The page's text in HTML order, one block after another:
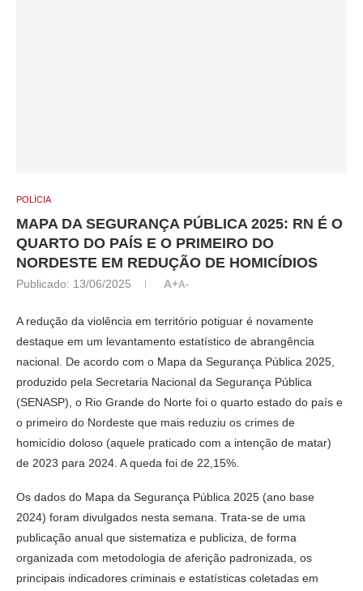
POLÍCIA
MAPA DA SEGURANÇA PÚBLICA 2025: RN É O
QUARTO DO PAÍS E O PRIMEIRO DO
NORDESTE EM REDUÇÃO DE HOMICÍDIOS
Publicado: 13/06/2025 A+A-
A redução da violência em território potiguar é novamente
destaque em um levantamento estatístico de abrangência
nacional. De acordo com o Mapa da Segurança Pública 2025,
produzido pela Secretaria Nacional da Segurança Pública
(SENASP), o Rio Grande do Norte foi o quarto estado do país e
o primeiro do Nordeste que mais reduziu os crimes de
homicídio doloso (aquele praticado com a intenção de matar)
de 2023 para 2024. A queda foi de 22,15%.
Os dados do Mapa da Segurança Pública 2025 (ano base
2024) foram divulgados nesta semana. Trata-se de uma
publicação anual que sistematiza e publiciza, de forma
organizada com metodologia de aferição padronizada, os
principais indicadores criminais e estatísticas coletadas em